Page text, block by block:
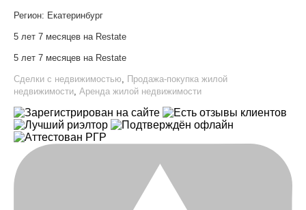
Регион: Екатеринбург
5 лет 7 месяцев на Restate
5 лет 7 месяцев на Restate
Сделки с недвижимостью
Продажа-покупка жилой
недвижимости Аренда жилой недвижимости